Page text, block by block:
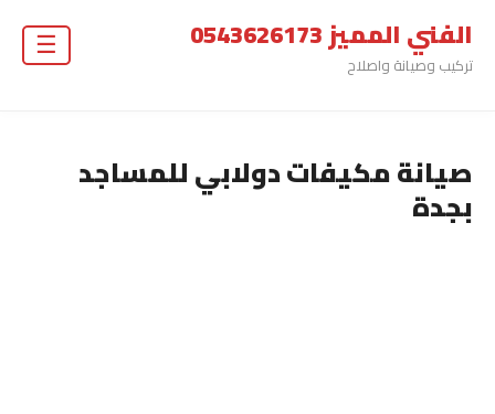
الفني المميز 0543626173
تركيب وصيانة واصلاح
صيانة مكيفات دولابي للمساجد
بجدة